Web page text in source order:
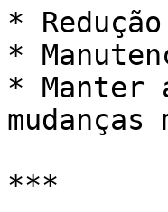
*
*
* Manter
***